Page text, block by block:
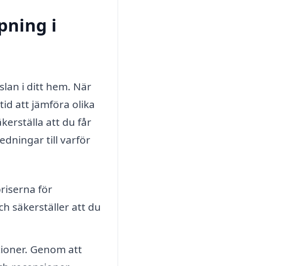
i
i ditt hem. När
att jämföra olika
att du får
till varför
för
säkerställer att du
Genom att